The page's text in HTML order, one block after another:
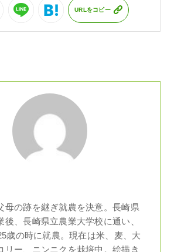
URLをコピー
母の跡を継ぎ就農を決意。長崎県
後、長崎県立農業大学校に通い、
歳の時に就農。現在は米、麦、大
リー、ニンニクを栽培中。絵描き